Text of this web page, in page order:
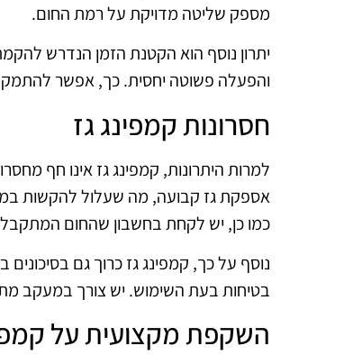
מספק שליטה מדויקת על רמת החום.
יתרון נוסף הוא הקטנת הזמן הנדרש
והפעלה פשוטה יחסית. כך, אפשר
חסרונות קמפינג גז
למרות היתרונות, קמפינג גז אינו חף
אספקת גז קבועה, מה שעלול להקשות
כמו כן, יש לקחת בחשבון שהחום
נוסף על כך, קמפינג גז כרוך גם
בטיחות בעת השימוש. יש צורך במעקב
השקפת מקצועית על